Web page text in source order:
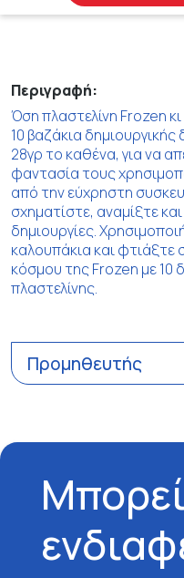
Περιγραφή:
Όση πλαστελίνη Frozen κι
10 βαζάκια
28γρ το καθένα, για να
φαντασία τους
από την εύχρηστη
σχηματίστε, αναμίξτε
δημιουργίες.
καλουπάκια και φτιάξτε
κόσμου της Frozen με
πλαστελίνης.
Προμηθευτής